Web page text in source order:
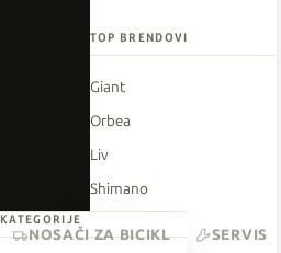
TOP BRENDOVI
Giant
Orbea
Liv
Shimano
KATEGORIJE
NOSAČI ZA BICIKL SERVIS